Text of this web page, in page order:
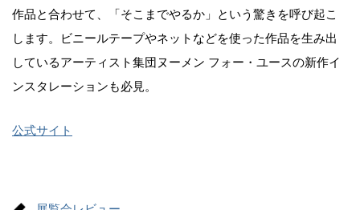
作品と合わせて、「そこまでやるか」という驚きを呼び起こ
します。ビニールテープやネットなどを使った作品を生み出
しているアーティスト集団ヌーメン フォー・ユースの新作イ
ンスタレーションも必見。
公式サイト